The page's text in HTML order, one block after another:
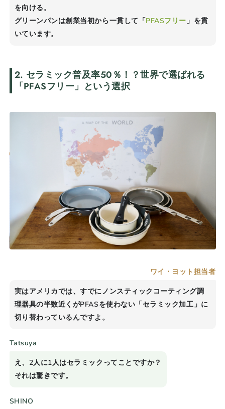
を向ける。
グリーンパンは創業当初から一貫して「PFASフリー 」を貫
いています。
2. セラミック普及率50％！？世界で選ばれる
「PFASフリー」という選択
ワイ・ヨット担当者
実はアメリカでは、すでにノンスティックコーティング調
理器具の半数近くがPFASを使わない「セラミック加工」に
切り替わっているんですよ。
Tatsuya
え、2人に1人はセラミックってことですか？
それは驚きです。
SHINO